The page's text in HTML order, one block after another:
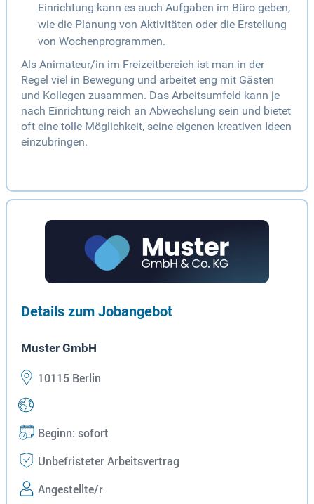
Einrichtung kann es auch Aufgaben im Büro geben,
wie die Planung von Aktivitäten oder die Erstellung
von Wochenprogrammen.
Als Animateur/in im Freizeitbereich ist man in der
Regel viel in Bewegung und arbeitet eng mit Gästen
und Kollegen zusammen. Das Arbeitsumfeld kann je
nach Einrichtung reich an Abwechslung sein und bietet
oft eine tolle Möglichkeit, seine eigenen kreativen Ideen
einzubringen.
Details zum Jobangebot
Muster GmbH
10115 Berlin
Beginn: sofort
Unbefristeter Arbeitsvertrag
Angestellte/r